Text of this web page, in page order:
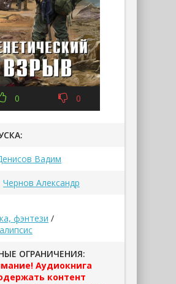
0 0
Вадим
Чернов Александр
фэнтези /
ОГРАНИЧЕНИЯ:
Аудиокнига
контент